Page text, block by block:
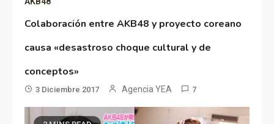
Colaboración entre AKB48 y proyecto coreano
causa «desastroso choque cultural y de
conceptos»
3 Diciembre 2017 Agencia YEA 7